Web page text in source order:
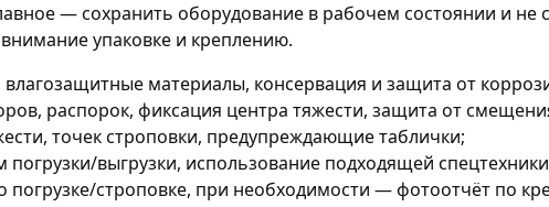
— сохранить оборудование в рабочем состоянии и не
упаковке и креплению.
материалы, консервация и защита от
распорок, фиксация центра тяжести, защита от
точек строповки, предупреждающие таблички;
погрузки/выгрузки, использование подходящей
погрузке/строповке, при необходимости — фотоотчёт по